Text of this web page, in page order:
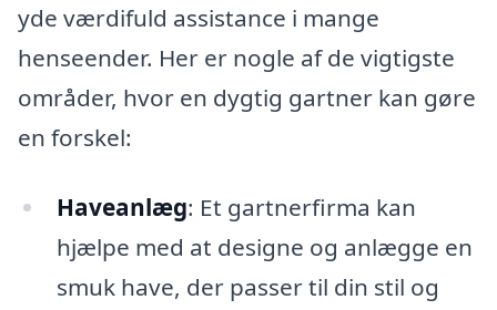
yde værdifuld assistance i mange
henseender. Her er nogle af de vigtigste
områder, hvor en dygtig gartner kan gøre
en forskel:
Haveanlæg: Et gartnerfirma kan
hjælpe med at designe og anlægge en
smuk have, der passer til din stil og